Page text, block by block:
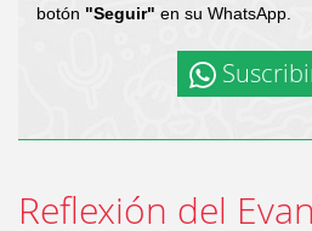
botón "Seguir" en su WhatsApp.
Reflexión del